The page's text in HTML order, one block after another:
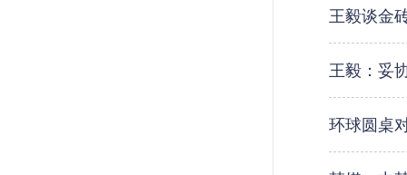
王毅谈金
王毅：妥
环球圆桌